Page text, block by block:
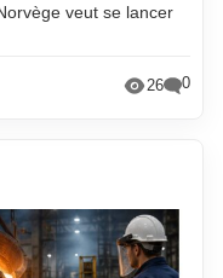
veut se lancer
26 0